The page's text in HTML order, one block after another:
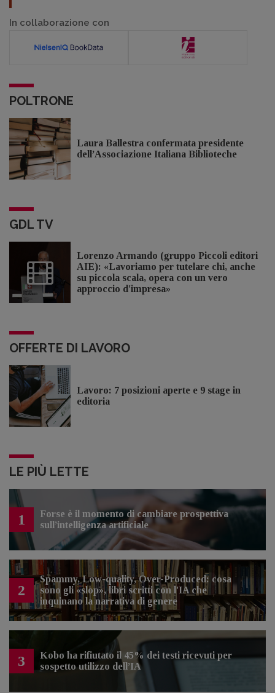
In collaborazione con
POLTRONE
Laura Ballestra confermata presidente
dell’Associazione Italiana Biblioteche
GDL TV
Lorenzo Armando (gruppo Piccoli editori
AIE): «Lavoriamo per tutelare chi, anche
su piccola scala, opera con un vero
approccio d'impresa»
OFFERTE DI LAVORO
Lavoro: 7 posizioni aperte e 9 stage in
editoria
LE PIÙ LETTE
1
Forse è il momento di cambiare prospettiva
sull’intelligenza artificiale
2
Spammy, Low-quality, Over-Produced: cosa
sono gli «slop», libri scritti con l'IA che
inquinano la narrativa di genere
3
Kobo ha rifiutato il 45% dei testi ricevuti per
sospetto utilizzo dell’IA